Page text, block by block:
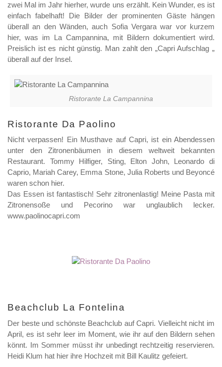
zwei Mal im Jahr hierher, wurde uns erzählt. Kein Wunder, es ist
einfach fabelhaft! Die Bilder der prominenten Gäste hängen
überall an den Wänden, auch Sofia Vergara war vor kurzem
hier, was im La Campannina, mit Bildern dokumentiert wird.
Preislich ist es nicht günstig. Man zahlt den „Capri Aufschlag „
überall auf der Insel.
Ristorante La Campannina
Ristorante Da Paolino
Nicht verpassen! Ein Musthave auf Capri, ist ein Abendessen
unter den Zitronenbäumen in diesem weltweit bekannten
Restaurant. Tommy Hilfiger, Sting, Elton John, Leonardo di
Caprio, Mariah Carey, Emma Stone, Julia Roberts und Beyoncé
waren schon hier.
Das Essen ist fantastisch! Sehr zitronenlastig! Meine Pasta mit
Zitronensoße und Pecorino war unglaublich lecker.
www.paolinocapri.com
Beachclub La Fontelina
Der beste und schönste Beachclub auf Capri. Vielleicht nicht im
April, es ist sehr leer im Moment, wie ihr auf den Bildern sehen
könnt. Im Sommer müsst ihr unbedingt rechtzeitig reservieren.
Heidi Klum hat hier ihre Hochzeit mit Bill Kaulitz gefeiert.